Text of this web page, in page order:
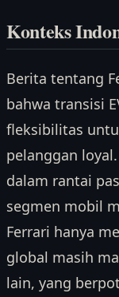
Konteks
Berita tentang
bahwa transisi
fleksibilitas
pelanggan
dalam rantai
segmen mobil
Ferrari hanya
global masih
lain, yang